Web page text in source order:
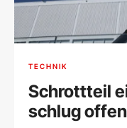
TECHNIK
Schrottteil
schlug